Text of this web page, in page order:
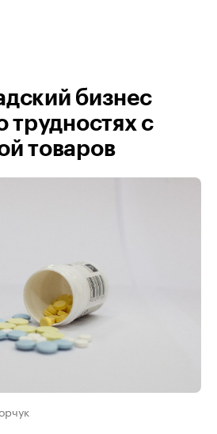
бизнес
трудностях с
товаров